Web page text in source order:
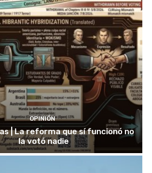
OPINIÓN
| La reforma que sí funcionó no
la votó nadie